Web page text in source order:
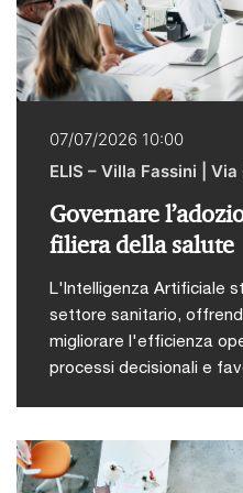
con un contributo
delle imprese e alla
industriale di cogliere le
nuove tecnologie nel
strategiche:Formazione
competenzeAttrazione
di lavoro innovativi In
si conferma un elemento
il settore nel suo
valorizzando il
Italy e rafforzandone la
internazionale.
07/07/2026 10:00
ELIS – Villa Fassini |
Governare
filiera della salute
L'Intelligenza Artificiale
settore sanitario,
migliorare l'efficienza
processi decisionali e
adottare un approccio
governance, qualità del